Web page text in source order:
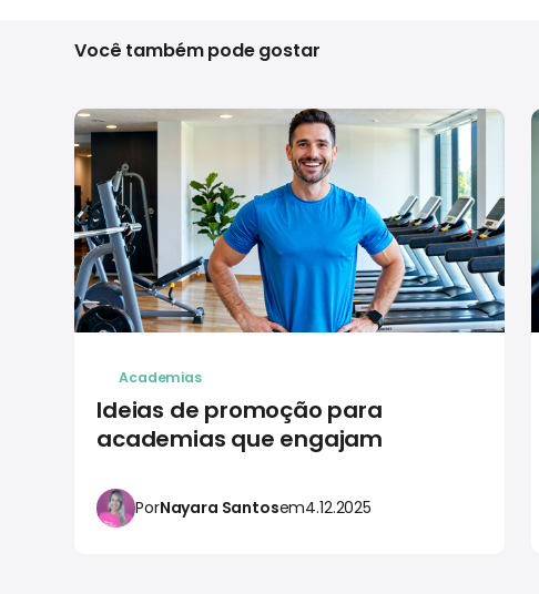
Academias
Ideias de promoção para
academias que engajam
PorNayara Santosem4.12.2025
Você também pode gostar